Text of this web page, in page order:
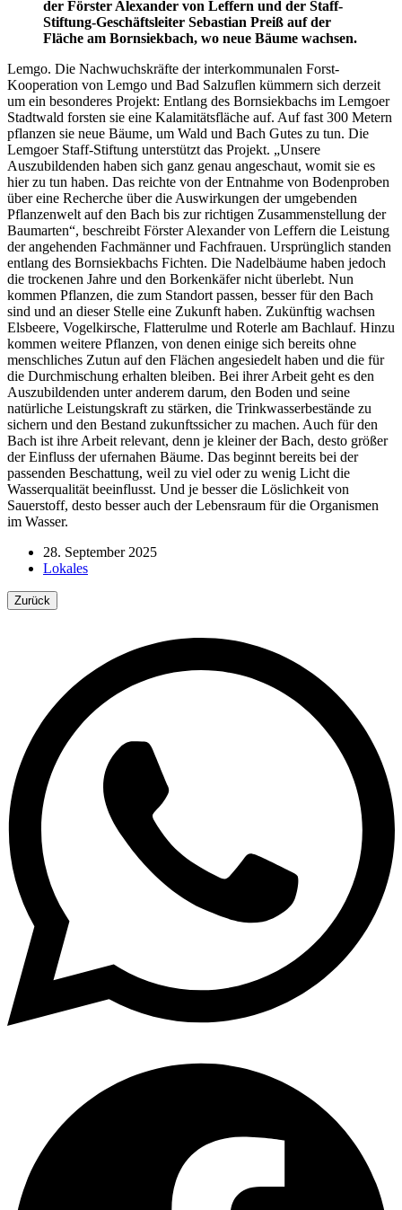
der Förster Alexander von Leffern und der Staff-
Stiftung-Geschäftsleiter Sebastian Preiß auf der
Fläche am Bornsiekbach, wo neue Bäume wachsen.
Lemgo. Die Nachwuchskräfte der interkommunalen Forst-
Kooperation von Lemgo und Bad Salzuflen kümmern sich derzeit
um ein besonderes Projekt: Entlang des Bornsiekbachs im Lemgoer
Stadtwald forsten sie eine Kalamitätsfläche auf. Auf fast 300 Metern
pflanzen sie neue Bäume, um Wald und Bach Gutes zu tun. Die
Lemgoer Staff-Stiftung unterstützt das Projekt. „Unsere
Auszubildenden haben sich ganz genau angeschaut, womit sie es
hier zu tun haben. Das reichte von der Entnahme von Bodenproben
über eine Recherche über die Auswirkungen der umgebenden
Pflanzenwelt auf den Bach bis zur richtigen Zusammenstellung der
Baumarten“, beschreibt Förster Alexander von Leffern die Leistung
der angehenden Fachmänner und Fachfrauen. Ursprünglich standen
entlang des Bornsiekbachs Fichten. Die Nadelbäume haben jedoch
die trockenen Jahre und den Borkenkäfer nicht überlebt. Nun
kommen Pflanzen, die zum Standort passen, besser für den Bach
sind und an dieser Stelle eine Zukunft haben. Zukünftig wachsen
Elsbeere, Vogelkirsche, Flatterulme und Roterle am Bachlauf. Hinzu
kommen weitere Pflanzen, von denen einige sich bereits ohne
menschliches Zutun auf den Flächen angesiedelt haben und die für
die Durchmischung erhalten bleiben. Bei ihrer Arbeit geht es den
Auszubildenden unter anderem darum, den Boden und seine
natürliche Leistungskraft zu stärken, die Trinkwasserbestände zu
sichern und den Bestand zukunftssicher zu machen. Auch für den
Bach ist ihre Arbeit relevant, denn je kleiner der Bach, desto größer
der Einfluss der ufernahen Bäume. Das beginnt bereits bei der
passenden Beschattung, weil zu viel oder zu wenig Licht die
Wasserqualität beeinflusst. Und je besser die Löslichkeit von
Sauerstoff, desto besser auch der Lebensraum für die Organismen
im Wasser.
28. September 2025
Lokales